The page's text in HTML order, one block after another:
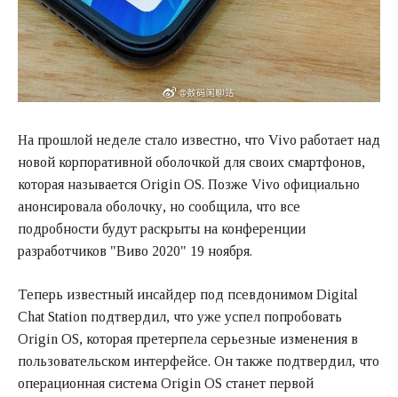
На прошлой неделе стало известно, что Vivo работает над
новой корпоративной оболочкой для своих смартфонов,
которая называется Origin OS. Позже Vivo официально
анонсировала оболочку, но сообщила, что все
подробности будут раскрыты на конференции
разработчиков "Виво 2020" 19 ноября.
Теперь известный инсайдер под псевдонимом Digital
Chat Station подтвердил, что уже успел попробовать
Origin OS, которая претерпела серьезные изменения в
пользовательском интерфейсе. Он также подтвердил, что
операционная система Origin OS станет первой